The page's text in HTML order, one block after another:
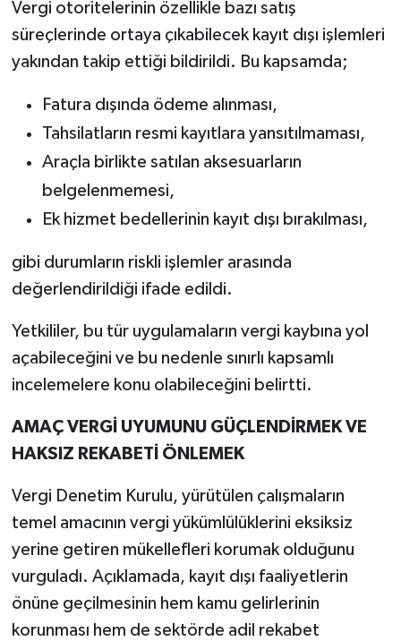
Vergi otoritelerinin özellikle bazı satış
süreçlerinde ortaya çıkabilecek kayıt dışı işlemleri
yakından takip ettiği bildirildi. Bu kapsamda;
Fatura dışında ödeme alınması,
Tahsilatların resmi kayıtlara yansıtılmaması,
Araçla birlikte satılan aksesuarların
belgelenmemesi,
Ek hizmet bedellerinin kayıt dışı bırakılması,
gibi durumların riskli işlemler arasında
değerlendirildiği ifade edildi.
Yetkililer, bu tür uygulamaların vergi kaybına yol
açabileceğini ve bu nedenle sınırlı kapsamlı
incelemelere konu olabileceğini belirtti.
AMAÇ VERGİ UYUMUNU GÜÇLENDİRMEK VE
HAKSIZ REKABETİ ÖNLEMEK
Vergi Denetim Kurulu, yürütülen çalışmaların
temel amacının vergi yükümlülüklerini eksiksiz
yerine getiren mükellefleri korumak olduğunu
vurguladı. Açıklamada, kayıt dışı faaliyetlerin
önüne geçilmesinin hem kamu gelirlerinin
korunması hem de sektörde adil rekabet